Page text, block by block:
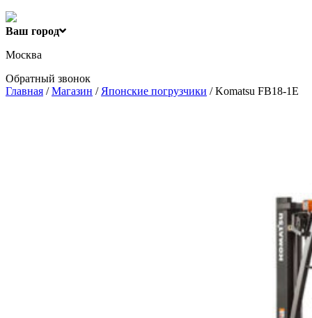
Ваш город
Москва
Обратный звонок
Главная /Магазин / Японские погрузчики / Komatsu FB18-1E